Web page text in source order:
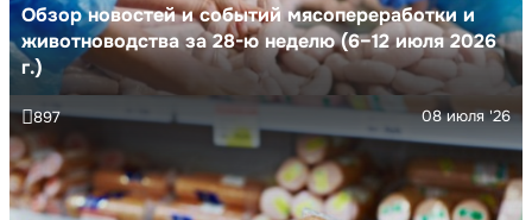
Обзор новостей и событий мясопереработки и
животноводства за 28-ю неделю (6–12 июля 2026
г.)
08 июля '26
897